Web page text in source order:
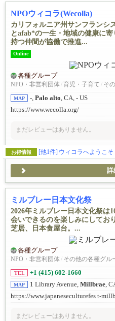
NPOウィコラ(Wecolla)
カリフォルニア州サンフランシ
とafab*の一生・地域の健康に
持つ仲間が協働で推進...
Online
各種グループ
NPO・非営利団体 /育児・子育て / そ
MAP -, Palo alto, CA, - US
https://www.wecolla.org/
まだレビューはありません。
お得情報 [他1件] ウィコラへようこそ｜
詳
ミルブレー日本文化祭
2026年ミルブレー日本文化祭は
会いできるのを楽しみにしてお
芝居、日本食屋台。...
各種グループ
NPO・非営利団体 / その他の各種グル
TEL +1 (415) 602-1660
MAP 1 Library Avenue, Millbrae,
https://www.japaneseculturefes t-
まだレビューはありません。